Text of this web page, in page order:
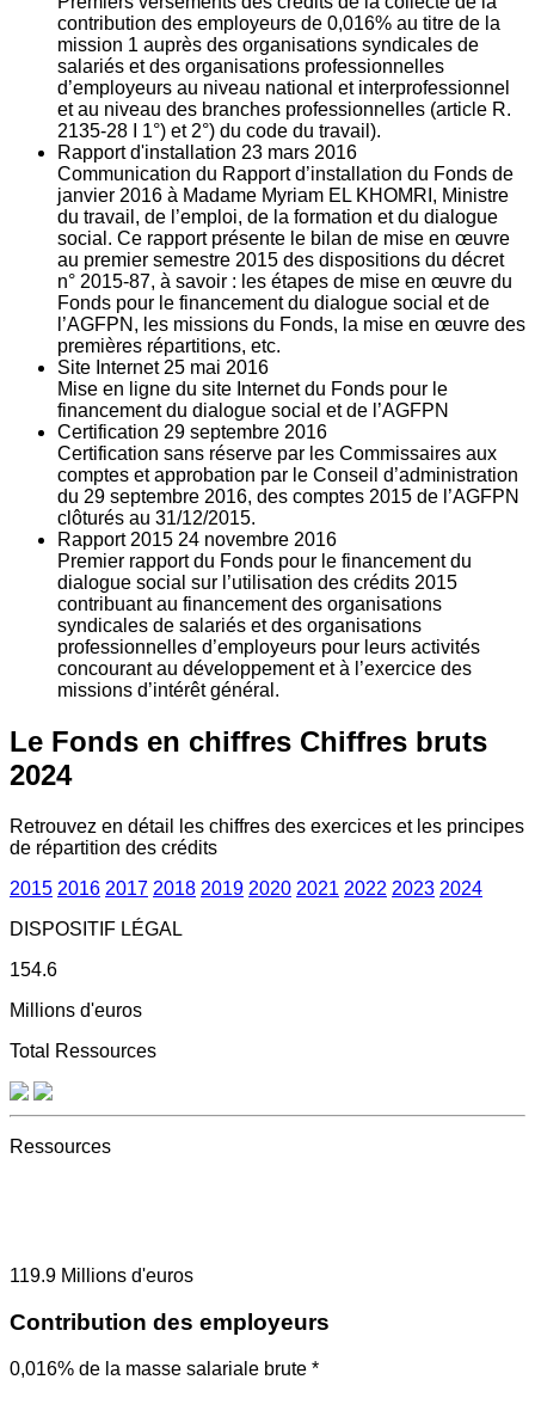
contribution des employeurs de 0,016% au titre de la
mission 1 auprès des organisations syndicales de
salariés et des organisations professionnelles
d’employeurs au niveau national et interprofessionnel
et au niveau des branches professionnelles (article R.
2135‐28 I 1°) et 2°) du code du travail).
Rapport d'installation 23 mars 2016
Communication du Rapport d’installation du Fonds de
janvier 2016 à Madame Myriam EL KHOMRI, Ministre
du travail, de l’emploi, de la formation et du dialogue
social. Ce rapport présente le bilan de mise en œuvre
au premier semestre 2015 des dispositions du décret
n° 2015-87, à savoir : les étapes de mise en œuvre du
Fonds pour le financement du dialogue social et de
l’AGFPN, les missions du Fonds, la mise en œuvre des
premières répartitions, etc.
Site Internet 25 mai 2016
Mise en ligne du site Internet du Fonds pour le
financement du dialogue social et de l’AGFPN
Certification 29 septembre 2016
Certification sans réserve par les Commissaires aux
comptes et approbation par le Conseil d’administration
du 29 septembre 2016, des comptes 2015 de l’AGFPN
clôturés au 31/12/2015.
Rapport 2015 24 novembre 2016
Premier rapport du Fonds pour le financement du
dialogue social sur l’utilisation des crédits 2015
contribuant au financement des organisations
syndicales de salariés et des organisations
professionnelles d’employeurs pour leurs activités
concourant au développement et à l’exercice des
missions d’intérêt général.
Le Fonds en chiffres Chiffres bruts
2024
Retrouvez en détail les chiffres des exercices et les principes
de répartition des crédits
2015 2016 2017 2018 2019 2020 2021 2022 2023 2024
DISPOSITIF LÉGAL
154.6
Millions d'euros
Total Ressources
Ressources
119.9 Millions d'euros
Contribution des employeurs
0,016% de la masse salariale brute *